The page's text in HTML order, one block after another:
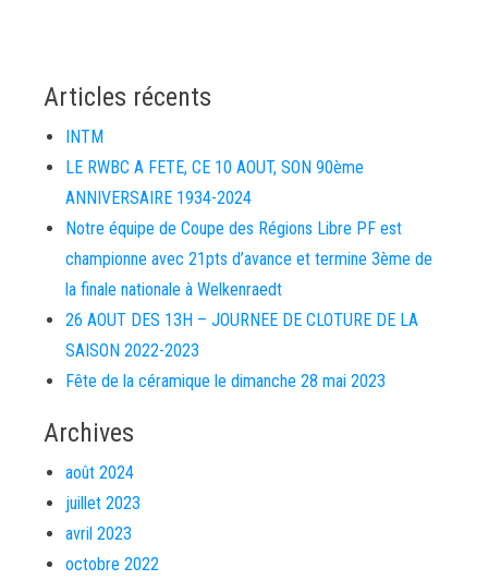
Articles récents
INTM
LE RWBC A FETE, CE 10 AOUT, SON 90ème
ANNIVERSAIRE 1934-2024
Notre équipe de Coupe des Régions Libre PF est
championne avec 21pts d’avance et termine 3ème de
la finale nationale à Welkenraedt
26 AOUT DES 13H – JOURNEE DE CLOTURE DE LA
SAISON 2022-2023
Fête de la céramique le dimanche 28 mai 2023
Archives
août 2024
juillet 2023
avril 2023
octobre 2022